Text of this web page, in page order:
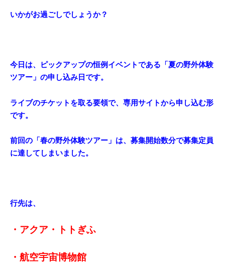
いかがお過ごしでしょうか？
今日は、ピックアップの恒例イベントである「夏の野外体験
ツアー」の申し込み日です。
ライブのチケットを取る要領で、専用サイトから申し込む形
です。
前回の「春の野外体験ツアー」は、募集開始数分で募集定員
に達してしまいました。
行先は、
・アクア・トトぎふ
・航空宇宙博物館